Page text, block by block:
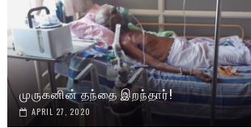
முருகனின் தந்தை இறந்தார்!
APRIL 27, 2020